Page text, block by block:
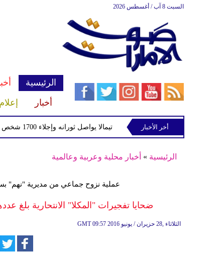
السبت 8 آب / أغسطس 2026
الرئيسية
أخبار
إعلام
بركان فويجو في جواتيمالا يواصل ثورانه وإجلاء 1700 شخص بسبب الرماد والتدفقات الطينية
أخر الأخبار
الرئيسية » أخبار محلية وعربية وعالمية
عملية نزوح جماعي من مديرية "نهم"
ضحايا تفجيرات "المكلا" الانتحارية بلغ عددهم 38 قتيلًا وطيران التحالف يشن غارات
GMT 09:57 2016 الثلاثاء ,28 حزيران / يونيو